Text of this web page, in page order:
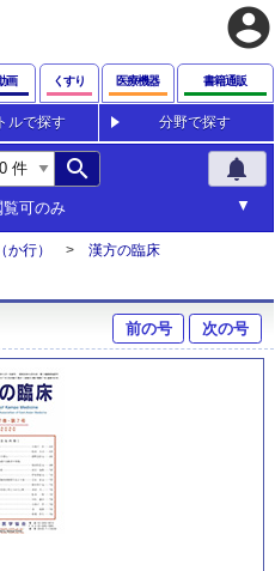
account_circle
画 くすり 医療機器 書籍通販
ルで探す 分野で探す
search notifications
覧可のみ
行）
漢方の臨床
前の号 次の号